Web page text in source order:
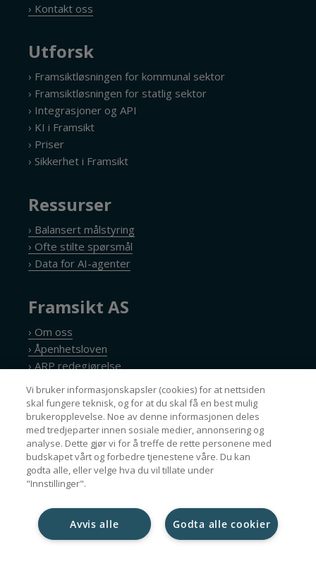
› Kontakt oss
Utforsk
› Framsiktløsningen for kommunal sektor
› Framsiktløsningen for statlig sektor
› Integrasjoner og API
› KI i Framsikt
› Priser
› Sikkerhet i Framsikt
Ressurser
› Balansert målstyring
› Ofte stilte spørsmål
› Data for AI-agenter
Framsikt AS
› Om oss
› Åpenhetsloven
› ARP redegjørelse
› Cookie policy
Nyhetsbrev
Kopibeskyttet © Framsikt AS – Nettside levert avNettrakett.no
Vi bruker informasjonskapsler (cookies) for at nettsiden
skal fungere teknisk, og for at du skal få en best mulig
brukeropplevelse. Noe av denne informasjonen deles
med tredjeparter innen sosiale medier, annonsering og
analyse. Dette gjør vi for å treffe de rette personene med
budskapet vårt og forbedre tjenestene våre. Du kan
godta alle, eller velge hva du vil tillate under
"Innstillinger".
Godta alle cookier
Avvis alle